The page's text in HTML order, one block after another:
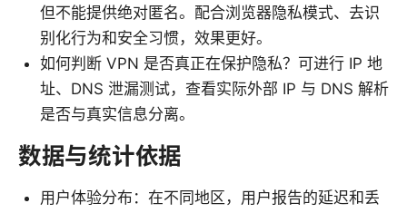
但不能提供绝对匿名。配合浏览器隐私模式、去识
别化行为和安全习惯，效果更好。
如何判断 VPN 是否真正在保护隐私？可进行 IP 地
址、DNS 泄漏测试，查看实际外部 IP 与 DNS 解析
是否与真实信息分离。
数据与统计依据
用户体验分布：在不同地区，用户报告的延迟和丢